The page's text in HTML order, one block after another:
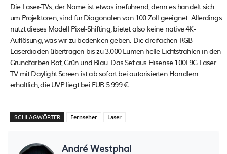
Die Laser-TVs, der Name ist etwas irreführend, denn es handelt sich
um Projektoren, sind für Diagonalen von 100 Zoll geeignet. Allerdings
nutzt dieses Modell Pixel-Shifting, bietet also keine native 4K-
Auflösung, was wir zu bedenken geben. Die dreifachen RGB-
Laserdioden übertragen bis zu 3.000 Lumen helle Lichtstrahlen in den
Grundfarben Rot, Grün und Blau. Das Set aus Hisense 100L9G Laser
TV mit Daylight Screen ist ab sofort bei autorisierten Händlern
erhältlich, die UVP liegt bei EUR 5.999 €.
SCHLAGWÖRTER Fernseher Laser
André Westphal